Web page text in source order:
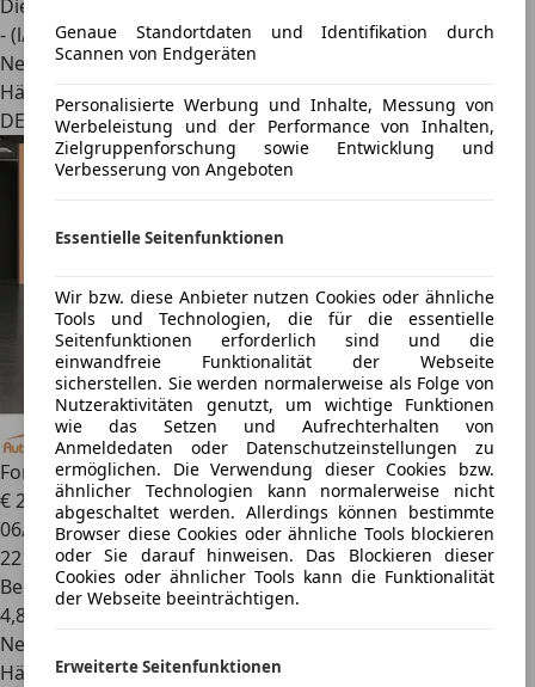
Genaue Standortdaten und Identifikation durch
Scannen von Endgeräten
Personalisierte Werbung und Inhalte, Messung von
Werbeleistung und der Performance von Inhalten,
Zielgruppenforschung sowie Entwicklung und
Verbesserung von Angeboten
Essentielle Seitenfunktionen
Wir bzw. diese Anbieter nutzen Cookies oder ähnliche
Tools und Technologien, die für die essentielle
Seitenfunktionen erforderlich sind und die
einwandfreie Funktionalität der Webseite
sicherstellen. Sie werden normalerweise als Folge von
Nutzeraktivitäten genutzt, um wichtige Funktionen
wie das Setzen und Aufrechterhalten von
Anmeldedaten oder Datenschutzeinstellungen zu
ermöglichen. Die Verwendung dieser Cookies bzw.
ähnlicher Technologien kann normalerweise nicht
abgeschaltet werden. Allerdings können bestimmte
Browser diese Cookies oder ähnliche Tools blockieren
oder Sie darauf hinweisen. Das Blockieren dieser
Cookies oder ähnlicher Tools kann die Funktionalität
der Webseite beeinträchtigen.
Erweiterte Seitenfunktionen
Diesel
- (l/100 km)
Neu
Händler
DE 22179
Ford Focus1.0 Business*Klima*
€ 2.480
06/2016
221.567 km
Benzin
4,8 l/100 km (komb.)
Neu
Händler